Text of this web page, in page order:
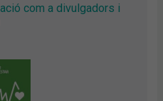
com a divulgadors i